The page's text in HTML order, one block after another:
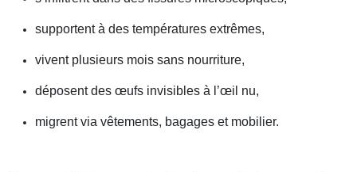
supportent à des températures extrêmes,
vivent plusieurs mois sans nourriture,
déposent des œufs invisibles à l’œil nu,
migrent via vêtements, bagages et mobilier.